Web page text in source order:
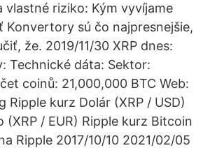
vlastné riziko: Kým vyvíjame
Konvertory sú čo najpresnejšie,
že. 2019/11/30 XRP dnes:
Technické dáta: Sektor:
coinů: 21,000,000 BTC Web:
kurz Dolár (XRP / USD)
(XRP / EUR) Ripple kurz Bitcoin
Ripple 2017/10/10 2021/02/05